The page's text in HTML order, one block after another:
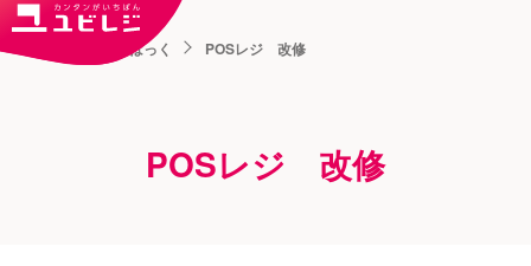
ユビはっく POSレジ 改修
POSレジ 改修